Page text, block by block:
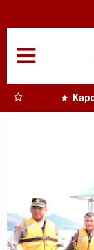
NASIONAL
SUMUT
EDUKASI